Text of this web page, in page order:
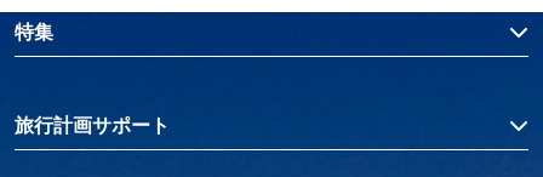
特集
旅行計画サポート